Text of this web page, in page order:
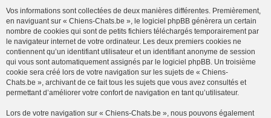
Vos informations sont collectées de deux manières différentes. Premièrement,
en naviguant sur « Chiens-Chats.be », le logiciel phpBB génèrera un certain
nombre de cookies qui sont de petits fichiers téléchargés temporairement par
le navigateur internet de votre ordinateur. Les deux premiers cookies ne
contiennent qu’un identifiant utilisateur et un identifiant anonyme de session
qui vous sont automatiquement assignés par le logiciel phpBB. Un troisième
cookie sera créé lors de votre navigation sur les sujets de « Chiens-
Chats.be », archivant de ce fait tous les sujets que vous avez consultés et
permettant d’améliorer votre confort de navigation en tant qu’utilisateur.
Lors de votre navigation sur « Chiens-Chats.be », nous pouvons également